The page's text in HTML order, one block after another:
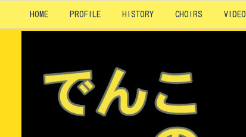
HOME PROFILE HISTORY CHOIRS